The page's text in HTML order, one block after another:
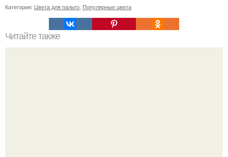
Категории: Цвета для пальто, Популярные цвета
Читайте также